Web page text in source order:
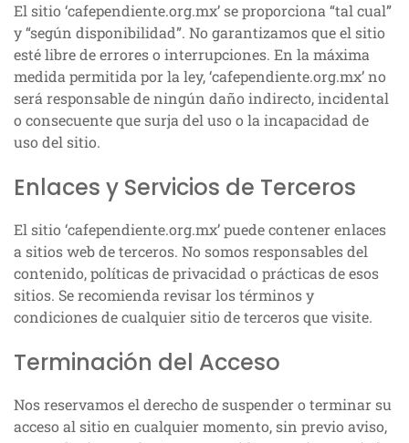
El sitio ‘cafependiente.org.mx’ se proporciona “tal cual”
y “según disponibilidad”. No garantizamos que el sitio
esté libre de errores o interrupciones. En la máxima
medida permitida por la ley, ‘cafependiente.org.mx’ no
será responsable de ningún daño indirecto, incidental
o consecuente que surja del uso o la incapacidad de
uso del sitio.
Enlaces y Servicios de Terceros
El sitio ‘cafependiente.org.mx’ puede contener enlaces
a sitios web de terceros. No somos responsables del
contenido, políticas de privacidad o prácticas de esos
sitios. Se recomienda revisar los términos y
condiciones de cualquier sitio de terceros que visite.
Terminación del Acceso
Nos reservamos el derecho de suspender o terminar su
acceso al sitio en cualquier momento, sin previo aviso,